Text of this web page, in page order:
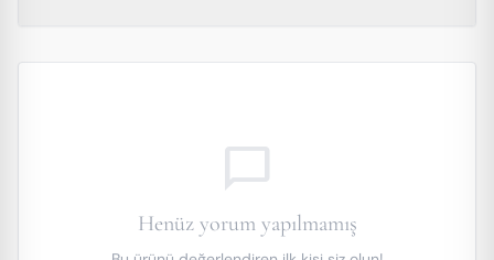
chat_bubble_outline
Henüz yorum yapılmamış